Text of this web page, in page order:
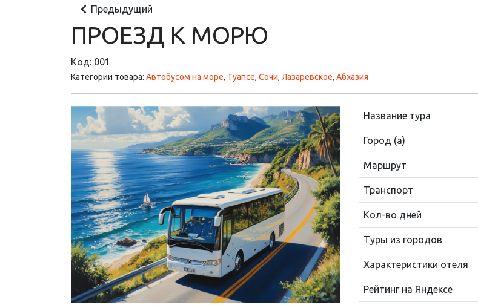
Предыдущий
ПРОЕЗД К МОРЮ
Код: 001
Категории товара: Автобусом на море, Туапсе, Сочи, Лазаревское, Абхазия
Название тура
Город (а)
Маршрут
Транспорт
Кол-во дней
Туры из городов
Характеристики отеля
Рейтинг на Яндексе